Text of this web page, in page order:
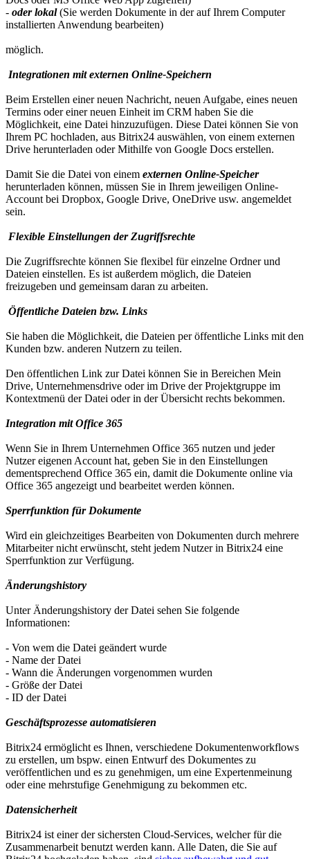
- oder lokal(Sie werden Dokumente in der auf Ihrem Computer
installierten Anwendung bearbeiten)
möglich.
Integrationen mit externen Online-Speichern
Beim Erstellen einer neuen Nachricht, neuen Aufgabe, eines neuen
Termins oder einer neuen Einheit im CRM haben Sie die
Möglichkeit, eine Datei hinzuzufügen. Diese Datei können Sie von
Ihrem PC hochladen, aus Bitrix24 auswählen, von einem externen
Drive herunterladen oder Mithilfe von Google Docs erstellen.
Damit Sie die Datei von einem externen Online-Speicher
herunterladen können, müssen Sie in Ihrem jeweiligen Online-
Account bei Dropbox, Google Drive, OneDrive usw. angemeldet
sein.
Flexible Einstellungen der Zugriffsrechte
Die Zugriffsrechte können Sie flexibel für einzelne Ordner und
Dateien einstellen. Es ist außerdem möglich, die Dateien
freizugeben und gemeinsam daran zu arbeiten.
Öffentliche Dateien bzw. Links
Sie haben die Möglichkeit, die Dateien per öffentliche Links mit den
Kunden bzw. anderen Nutzern zu teilen.
Den öffentlichen Link zur Datei können Sie in Bereichen Mein
Drive, Unternehmensdrive oder im Drive der Projektgruppe im
Kontextmenü der Datei oder in der Übersicht rechts bekommen.
Integration mit Office 365
Wenn Sie in Ihrem Unternehmen Office 365 nutzen und jeder
Nutzer eigenen Account hat, geben Sie in den Einstellungen
dementsprechend Office 365 ein, damit die Dokumente online via
Office 365 angezeigt und bearbeitet werden können.
Sperrfunktion für Dokumente
Wird ein gleichzeitiges Bearbeiten von Dokumenten durch mehrere
Mitarbeiter nicht erwünscht, steht jedem Nutzer in Bitrix24 eine
Sperrfunktion zur Verfügung.
Änderungshistory
Unter Änderungshistory der Datei sehen Sie folgende
Informationen:
- Von wem die Datei geändert wurde
- Name der Datei
- Wann die Änderungen vorgenommen wurden
- Größe der Datei
- ID der Datei
Geschäftsprozesse automatisieren
Bitrix24 ermöglicht es Ihnen, verschiedene Dokumentenworkflows
zu erstellen, um bspw. einen Entwurf des Dokumentes zu
veröffentlichen und es zu genehmigen, um eine Expertenmeinung
oder eine mehrstufige Genehmigung zu bekommen etc.
Datensicherheit
Bitrix24 ist einer der sichersten Cloud-Services, welcher für die
Zusammenarbeit benutzt werden kann. Alle Daten, die Sie auf